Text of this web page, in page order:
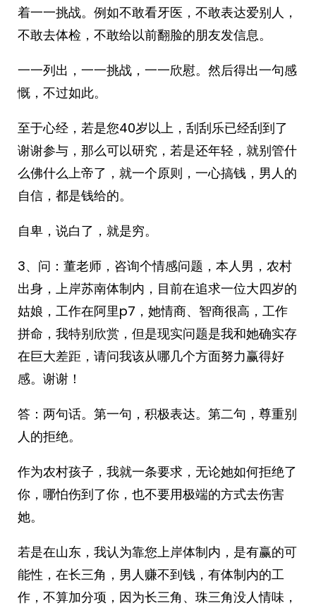
着一一挑战。例如不敢看牙医，不敢表达爱别人，
不敢去体检，不敢给以前翻脸的朋友发信息。
一一列出，一一挑战，一一欣慰。然后得出一句感
慨，不过如此。
至于心经，若是您40岁以上，刮刮乐已经刮到了
谢谢参与，那么可以研究，若是还年轻，就别管什
么佛什么上帝了，就一个原则，一心搞钱，男人的
自信，都是钱给的。
自卑，说白了，就是穷。
3、问：董老师，咨询个情感问题，本人男，农村
出身，上岸苏南体制内，目前在追求一位大四岁的
姑娘，工作在阿里p7，她情商、智商很高，工作
拼命，我特别欣赏，但是现实问题是我和她确实存
在巨大差距，请问我该从哪几个方面努力赢得好
感。谢谢！
答：两句话。第一句，积极表达。第二句，尊重别
人的拒绝。
作为农村孩子，我就一条要求，无论她如何拒绝了
你，哪怕伤到了你，也不要用极端的方式去伤害
她。
若是在山东，我认为靠您上岸体制内，是有赢的可
能性，在长三角，男人赚不到钱，有体制内的工
作，不算加分项，因为长三角、珠三角没人情味，